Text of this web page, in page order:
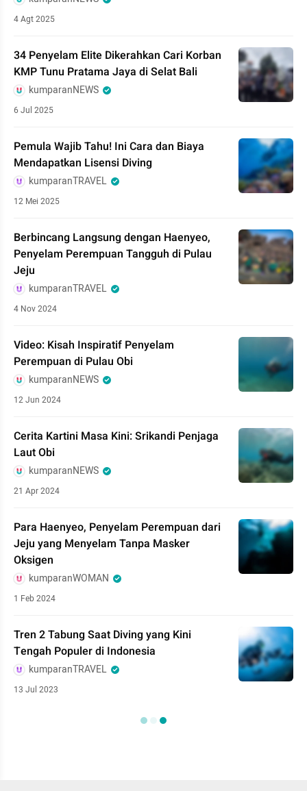
4 Agt 2025
34 Penyelam Elite Dikerahkan Cari Korban
KMP Tunu Pratama Jaya di Selat Bali
kumparanNEWS
6 Jul 2025
Pemula Wajib Tahu! Ini Cara dan Biaya
Mendapatkan Lisensi Diving
kumparanTRAVEL
12 Mei 2025
Berbincang Langsung dengan Haenyeo,
Penyelam Perempuan Tangguh di Pulau
Jeju
kumparanTRAVEL
4 Nov 2024
Video: Kisah Inspiratif Penyelam
Perempuan di Pulau Obi
kumparanNEWS
12 Jun 2024
Cerita Kartini Masa Kini: Srikandi Penjaga
Laut Obi
kumparanNEWS
21 Apr 2024
Para Haenyeo, Penyelam Perempuan dari
Jeju yang Menyelam Tanpa Masker
Oksigen
kumparanWOMAN
1 Feb 2024
Tren 2 Tabung Saat Diving yang Kini
Tengah Populer di Indonesia
kumparanTRAVEL
13 Jul 2023